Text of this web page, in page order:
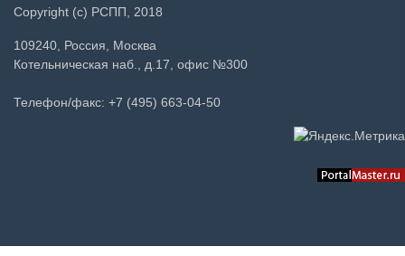
Copyright (c) РСПП, 2018
109240, Россия, Москва
Котельническая наб., д.17, офис №300
Телефон/факс: +7 (495) 663-04-50